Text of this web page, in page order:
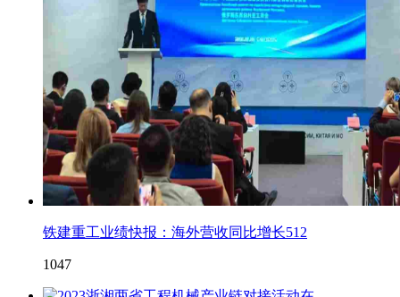
铁建重工业绩快报：海外营收同比增长512
1047